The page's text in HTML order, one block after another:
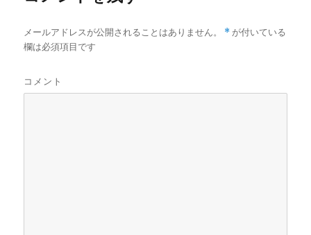
メールアドレスが公開されることはありません。 * が付いている
欄は必須項目です
コメント